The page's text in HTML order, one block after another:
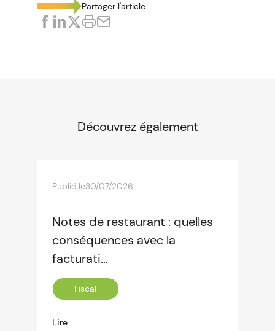
Partager l'article
Découvrez également
Publié le30/07/2026
Notes de restaurant : quelles
conséquences avec la
facturati...
Fiscal
Lire